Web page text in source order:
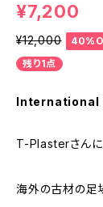
¥7,200
¥12,000
残り1点
International
T-Plasterさん
海外の古材の足